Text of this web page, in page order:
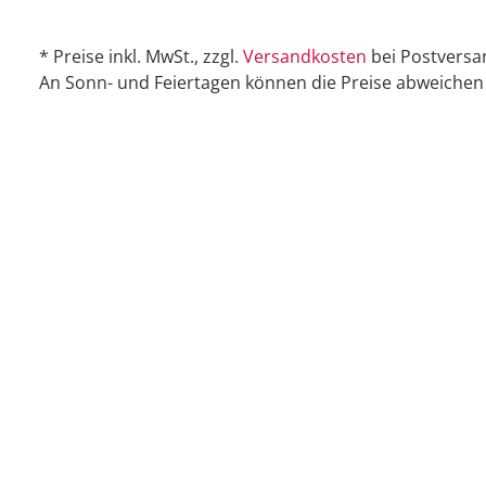
* Preise inkl. MwSt., zzgl. Versandkosten bei
An Sonn- und Feiertagen können die Preise abweichen